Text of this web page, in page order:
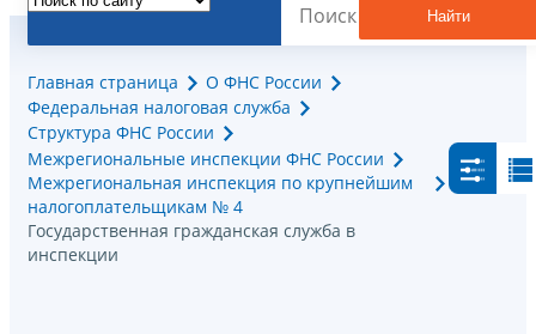
Найти
Главная страница
О ФНС России
Федеральная налоговая служба
Структура ФНС России
Межрегиональные инспекции ФНС России
Межрегиональная инспекция по крупнейшим
налогоплательщикам № 4
Государственная гражданская служба в
инспекции